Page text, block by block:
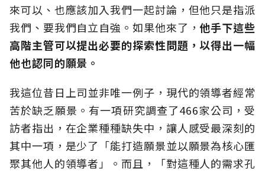
來可以、也應該加入我們一起討論，但他只是指派
我們、要我們自立自強。如果他來了， 他手下這些
高階主管可以提出必要的探索性問題，以得出一幅
他也認同的願景。
我這位昔日上司並非唯一例子，現代的領導者經常
苦於缺乏願景。有一項研究調查了466家公司，受
訪者指出，在企業種種缺失中，讓人感受最深刻的
其中一項，是少了「能打造願景並以願景為核心匯
聚其他人的領導者」。而且，「對這種人的需求孔